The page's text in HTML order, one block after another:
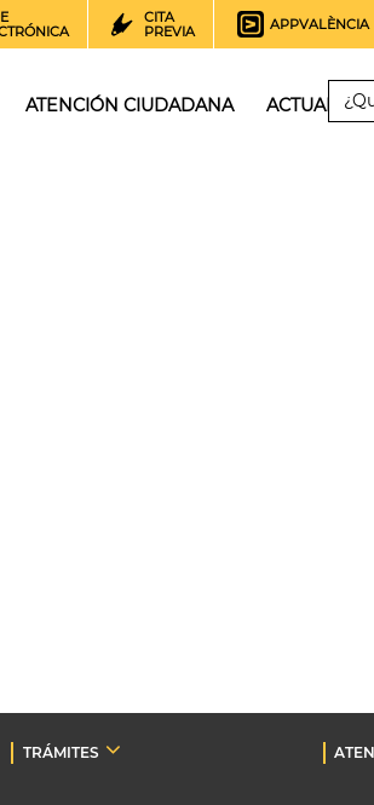
CITA
PREVIA
APPVALÈNCIA
ATENCIÓN CIUDADANA
TRÁMITES